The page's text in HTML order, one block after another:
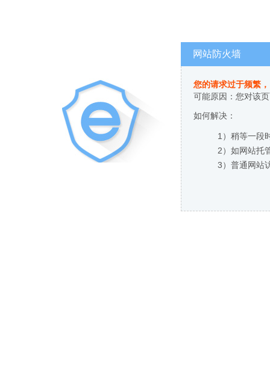
网站防火墙
您的请求过于频繁
可能原因：您对该
如何解决：
1）稍等一段
2）如网站托
3）普通网站